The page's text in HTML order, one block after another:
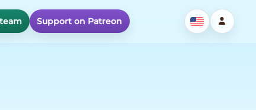
Support on Patreon